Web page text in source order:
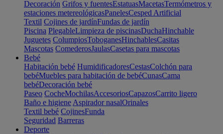
Decoración Grifos y fuentesEstatuasMacetasTermómetros y
estaciones metereológicasPanelesCesped Artificial
Textil Cojines de jardínFundas de jardín
Piscina PlegableLimpieza de piscinasDuchaHinchable
Juguetes ColumpiosToboganesHinchablesCasitas
Mascotas ComederosJaulasCasetas para mascotas
Bebé
Habitación bebé HumidificadoresCestasColchón para
bebéMuebles para habitación de bebéCunasCama
bebéDecoración bebé
Paseo CocheMochilasAccesoriosCapazosCarrito ligero
Baño e higiene Aspirador nasalOrinales
Textil bebé CojinesFunda
Seguridad Barreras
Deporte